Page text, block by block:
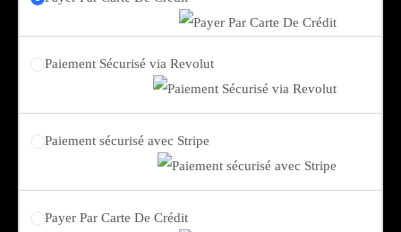
Paiement Sécurisé via Revolut
Paiement sécurisé avec Stripe
Payer Par Carte De Crédit